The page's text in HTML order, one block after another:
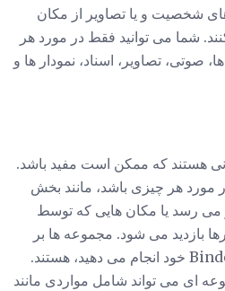
شخصیت و یا تصاویر از مکان
شما می توانید فقط در مورد هر
صوتی، تصاویر، اسناد، نمودار ها و
هستند که ممکن است مفید باشد.
هر چیزی باشد، مانند بخش
رسد یا مکان هایی که توسط
بازدید می شود. مجموعه ها بر
اساس جستجوهایی که در Binder خود انجام می دهید، هستند.
ای می تواند شامل مواردی مانند